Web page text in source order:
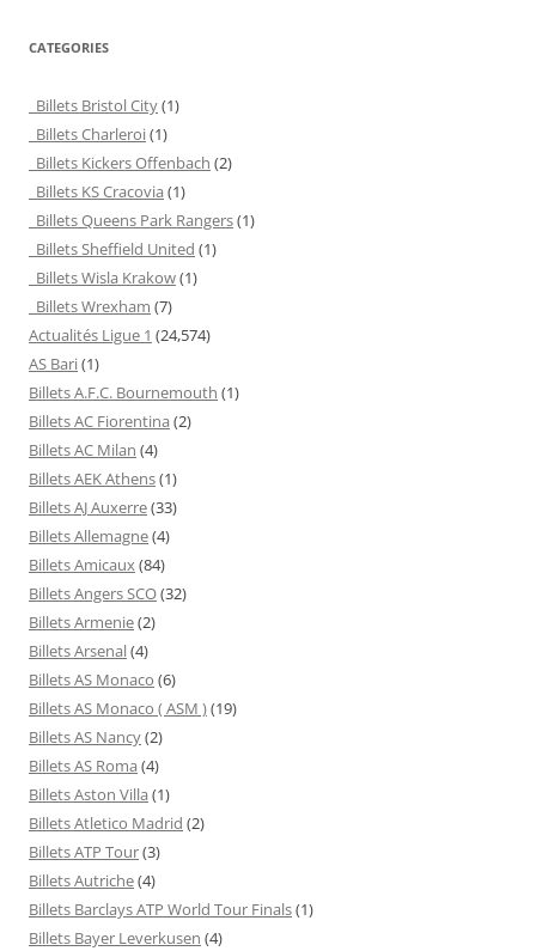
CATEGORIES
Billets Bristol City(1)
Billets Charleroi(1)
Billets Kickers Offenbach (2)
Billets KS Cracovia (1)
Billets Queens Park Rangers(1)
Billets Sheffield United (1)
Billets Wisla Krakow(1)
Billets Wrexham (7)
Actualités Ligue 1 (24,574)
AS Bari(1)
Billets A.F.C. Bournemouth (1)
Billets AC Fiorentina (2)
Billets AC Milan (4)
Billets AEK Athens(1)
Billets AJ Auxerre(33)
Billets Allemagne(4)
Billets Amicaux(84)
Billets Angers SCO(32)
Billets Armenie(2)
Billets Arsenal(4)
Billets AS Monaco (6)
Billets AS Monaco ( ASM )(19)
Billets AS Nancy(2)
Billets AS Roma (4)
Billets Aston Villa (1)
Billets Atletico Madrid (2)
Billets ATP Tour(3)
Billets Autriche(4)
Billets Barclays ATP World Tour Finals(1)
Billets Bayer Leverkusen (4)